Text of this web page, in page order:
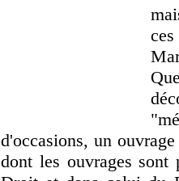
d'occasions, un
dont les ouvrages sont